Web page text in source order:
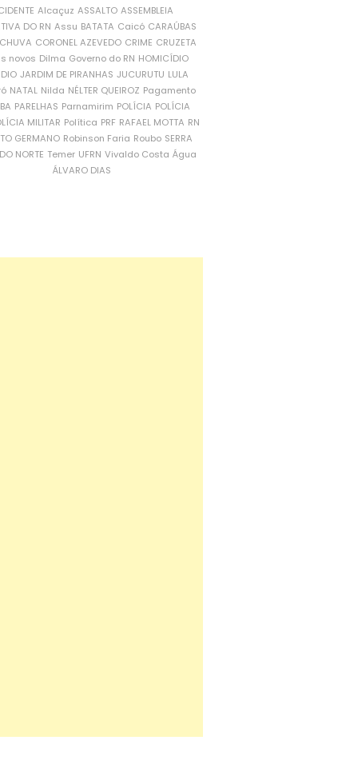
Alcaçuz ASSALTO ASSEMBLEIA
DO RN Assu BATATA Caicó CARAÚBAS
CORONEL AZEVEDO CRIME CRUZETA
novos Dilma Governo do RN HOMICÍDIO
JARDIM DE PIRANHAS JUCURUTU LULA
NATAL Nilda NÉLTER QUEIROZ Pagamento
PARELHAS Parnamirim POLÍCIA POLÍCIA
MILITAR Política PRF RAFAEL MOTTA RN
GERMANO Robinson Faria Roubo SERRA
NORTE Temer UFRN Vivaldo Costa Água
ÁLVARO DIAS